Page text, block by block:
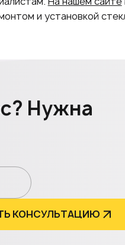
и установкой
Нужна
КОНСУЛЬТАЦИЮ